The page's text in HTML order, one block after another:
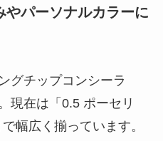
やパーソナルカラーに
グチップコンシーラ
現在は「0.5 ポーセリ
幅広く揃っています。